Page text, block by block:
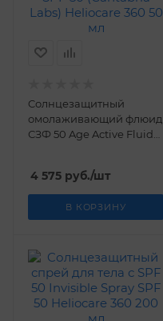
Cолнцезащитный
омолаживающий флюид
СЗФ 50 Age Active Fluid
Heliocare 360 50 мл
4 575 руб./шт
В КОРЗИНУ